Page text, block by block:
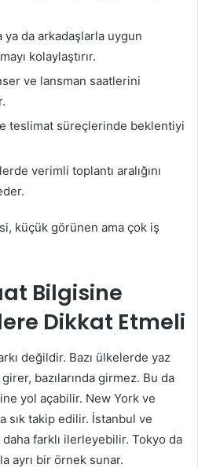
ya da arkadaşlarla uygun
kolaylaştırır.
ve lansman saatlerini
teslimat süreçlerinde beklentiyi
verimli toplantı aralığını
küçük görünen ama çok iş
Bilgisine
Dikkat Etmeli
değildir. Bazı ülkelerde yaz
bazılarında girmez. Bu da
yol açabilir. New York ve
sık takip edilir. İstanbul ve
farklı ilerleyebilir. Tokyo da
ayrı bir örnek sunar.